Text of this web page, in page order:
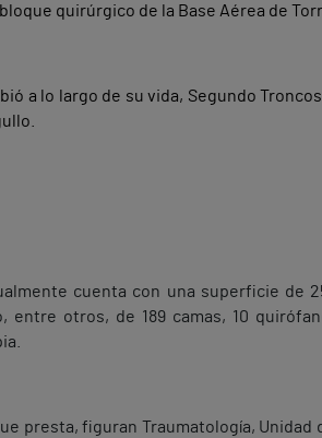
quirúrgico de la Base Aérea de
a lo largo de su vida, Segundo
cuenta con una superficie de
entre otros, de 189 camas, 10
presta, figuran Traumatología,